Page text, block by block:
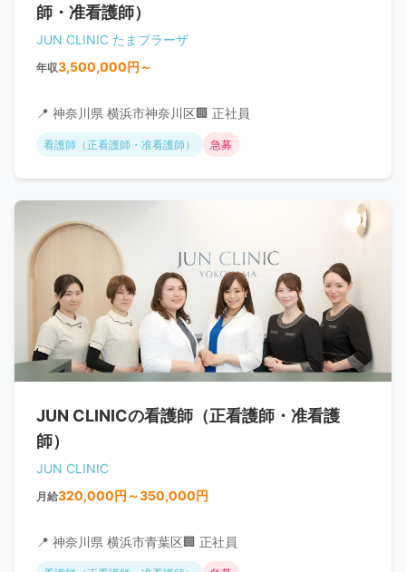
師・准看護師）
JUN CLINIC たまプラーザ
年収3,500,000円～
📍 神奈川県 横浜市神奈川区🏢 正社員
看護師（正看護師・准看護師） 急募
JUN CLINICの看護師（正看護師・准看護
師）
JUN CLINIC
月給320,000円～350,000円
📍 神奈川県 横浜市青葉区🏢 正社員